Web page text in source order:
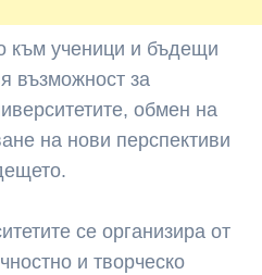
към ученици и бъдещи
възможност за
обмен на
на нови перспективи
се организира от
и творческо